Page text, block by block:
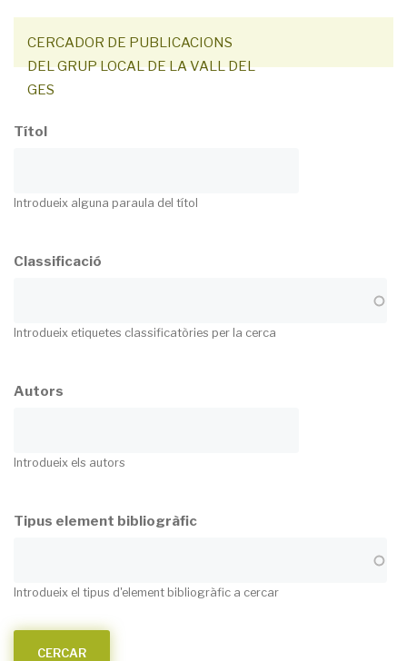
CERCADOR DE PUBLICACIONS
DEL GRUP LOCAL DE LA VALL DEL
GES
Títol
Introdueix alguna paraula del títol
Classificació
Introdueix etiquetes classificatòries per la cerca
Autors
Introdueix els autors
Tipus element bibliogràfic
Introdueix el tipus d'element bibliogràfic a cercar